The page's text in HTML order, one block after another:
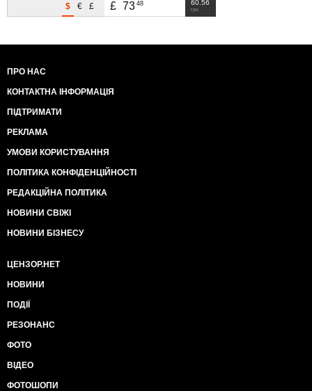
£
€
$ 60.56
грн
£ 73 48
ПРО НАС
КОНТАКТНА ІНФОРМАЦІЯ
ПІДТРИМАТИ
РЕКЛАМА
УМОВИ КОРИСТУВАННЯ
ПОЛІТИКА КОНФІДЕНЦІЙНОСТІ
РЕДАКЦІЙНА ПОЛІТИКА
НОВИНИ СВІЖІ
НОВИНИ БІЗНЕСУ
ЦЕНЗОР.НЕТ
НОВИНИ
ПОДІЇ
РЕЗОНАНС
ФОТО
ВІДЕО
ФОТОШОПИ